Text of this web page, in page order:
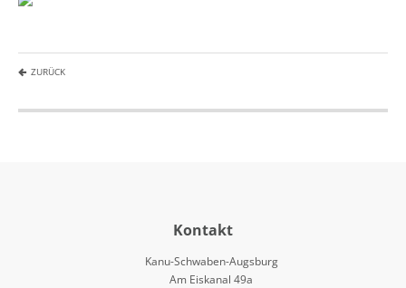
ZURÜCK
Kontakt
Kanu-Schwaben-Augsburg
Am Eiskanal 49a